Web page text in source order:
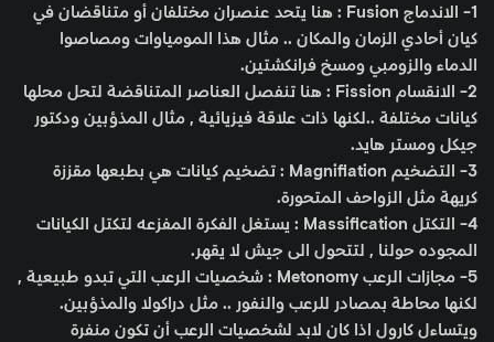
1- الاندماج Fusion : هنا يتحد عنصران مختلفان أو متناقضان في
كيان أحادي الزمان والمكان .. مثال هذا المومياوات ومصاصوا
الدماء والزومبي ومسخ فرانكشتين.
2- الانقسام Fission : هنا تنفصل العناصر المتناقضة لتحل محلها
كيانات مختلفة ..لكنها ذات علاقة فيزيائية , مثال المذؤبين ودكتور
جيكل ومستر هايد.
3- التضخيم Magnifiation : تضخيم كيانات هي بطبعها مقززة
كريهة مثل الزواحف المتحورة.
4- التكتل Massification : يستغل الفكرة المفزعه لتكتل الكيانات
المجوده حولنا , لتتحول الى جيش لا يقهر.
5- مجازات الرعب Metonomy : شخصيات الرعب التي تبدو طبيعية ,
لكنها محاطة بمصادر للرعب والنفور .. مثل دراكولا والمذؤبين.
ويتساءل كارول اذا كان لابد لشخصيات الرعب أن تكون منفرة